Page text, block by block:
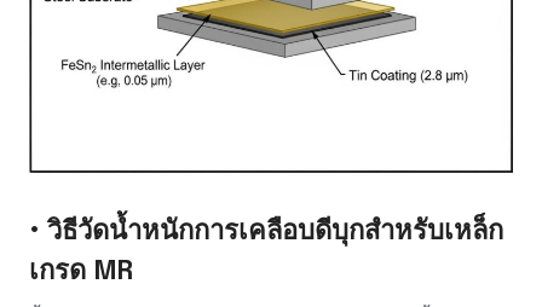
• วิธีวัดน้ำหนักการเคลือบดีบุกสำหรับเหล็ก
เกรด MR